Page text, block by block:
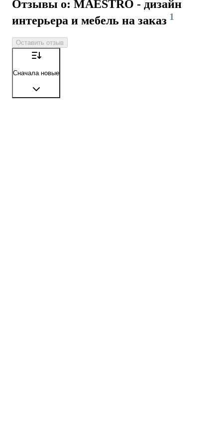
Отзывы о: MAESTRO - дизайн
интерьера и мебель на заказ 1
Оставить отзыв
Сначала новые